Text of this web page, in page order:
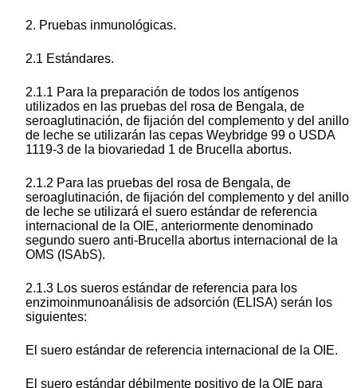
2. Pruebas inmunológicas.
2.1 Estándares.
2.1.1 Para la preparación de todos los antígenos
utilizados en las pruebas del rosa de Bengala, de
seroaglutinación, de fijación del complemento y del anillo
de leche se utilizarán las cepas Weybridge 99 o USDA
1119-3 de la biovariedad 1 de Brucella abortus.
2.1.2 Para las pruebas del rosa de Bengala, de
seroaglutinación, de fijación del complemento y del anillo
de leche se utilizará el suero estándar de referencia
internacional de la OIE, anteriormente denominado
segundo suero anti-Brucella abortus internacional de la
OMS (ISAbS).
2.1.3 Los sueros estándar de referencia para los
enzimoinmunoanálisis de adsorción (ELISA) serán los
siguientes:
El suero estándar de referencia internacional de la OIE.
El suero estándar débilmente positivo de la OIE para